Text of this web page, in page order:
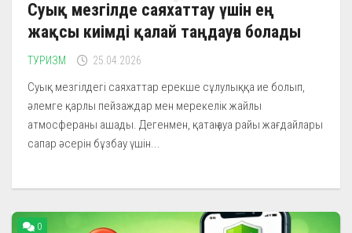
Суық мезгілде саяхаттау үшін ең
жақсы киімді қалай таңдауға болады
ТУРИЗМ 25.04.2026
Суық мезгілдегі саяхаттар ерекше сұлулыққа ие болып,
әлемге қарлы пейзаждар мен мерекелік жайлы
атмосфераны ашады. Дегенмен, қатаң ауа райы жағдайлары
сапар әсерін бұзбау үшін...
0